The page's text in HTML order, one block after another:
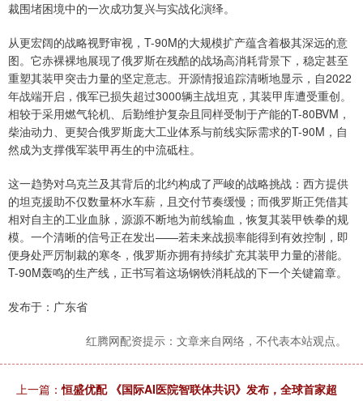
裁围堵困境中的一次成功复兴与实战化演绎。
从更宏阔的战略视野审视，T-90M的大规模扩产蕴含着极其深远的意
图。它赤裸裸地展现了俄罗斯在残酷的战场高消耗背景下，稳定甚至
重塑其装甲突击力量的坚定意志。开源情报追踪清晰地显示，自2022
年战端开启，俄军已损失超过3000辆主战坦克，其装甲库遭受重创。
相较于采用燃气轮机、后勤维护复杂且同样受制于产能的T-80BVM，
柴油动力、更契合俄罗斯庞大工业体系与前线实际需求的T-90M，自
然成为支撑俄军装甲再生的中流砥柱。
这一趋势对乌克兰及其背后的北约构成了严峻的战略挑战：西方提供
的坦克援助不仅数量杯水车薪，且交付节奏缓慢；而俄罗斯正凭借其
相对自主的工业血脉，源源不断地为前线输血，恢复其装甲铁拳的规
模。一个清晰的信号正在发出——若未来战损率能得到有效控制，即
便身处严厉制裁的寒冬，俄罗斯亦拥有持续扩充其装甲力量的潜能。
T-90M轰鸣的生产线，正书写着这场钢铁消耗战的下一个关键篇章。
发布于：广东省
红腾网配资提示：文章来自网络，不代表本站观点。
上一篇：恒盛优配 《国际AI医院智联体共识》发布，全球首家超